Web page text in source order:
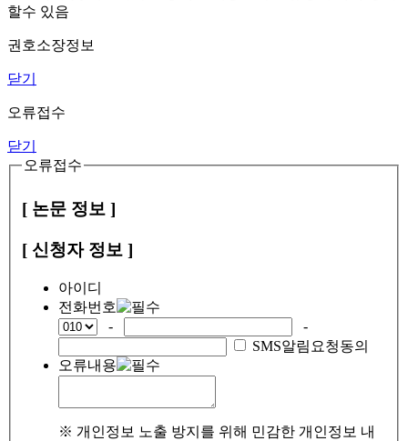
할수 있음
권호소장정보
닫기
오류접수
닫기
오류접수
[ 논문 정보 ]
[ 신청자 정보 ]
아이디
전화번호
-
-
SMS알림요청동의
오류내용
※ 개인정보 노출 방지를 위해 민감한 개인정보 내